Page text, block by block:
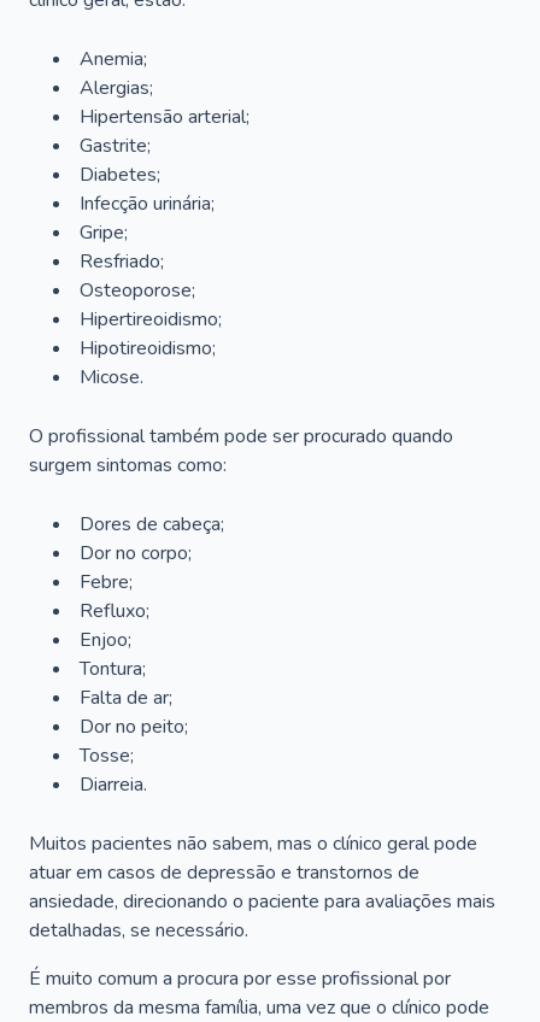
Anemia;
Alergias;
Hipertensão arterial;
Gastrite;
Diabetes;
Infecção urinária;
Gripe;
Resfriado;
Osteoporose;
Hipertireoidismo;
Hipotireoidismo;
Micose.
O profissional também pode ser procurado quando
surgem sintomas como:
Dores de cabeça;
Dor no corpo;
Febre;
Refluxo;
Enjoo;
Tontura;
Falta de ar;
Dor no peito;
Tosse;
Diarreia.
Muitos pacientes não sabem, mas o clínico geral pode
atuar em casos de depressão e transtornos de
ansiedade, direcionando o paciente para avaliações mais
detalhadas, se necessário.
É muito comum a procura por esse profissional por
membros da mesma família, uma vez que o clínico pode